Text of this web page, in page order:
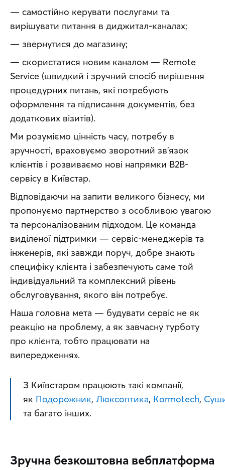
— самостійно керувати послугами та
вирішувати питання в диджитал-каналах;
— звернутися до магазину;
— скористатися новим каналом — Remote
Service (швидкий і зручний спосіб вирішення
процедурних питань, які потребують
оформлення та підписання документів, без
додаткових візитів).
Ми розуміємо цінність часу, потребу в
зручності, враховуємо зворотний зв’язок
клієнтів і розвиваємо нові напрямки B2B-
сервісу в Київстар.
Відповідаючи на запити великого бізнесу, ми
пропонуємо партнерство з особливою увагою
та персоналізованим підходом. Це команда
виділеної підтримки — сервіс-менеджерів та
інженерів, які завжди поруч, добре знають
специфіку клієнта і забезпечують саме той
індивідуальний та комплексний рівень
обслуговування, якого він потребує.
Наша головна мета — будувати сервіс не як
реакцію на проблему, а як завчасну турботу
про клієнта, тобто працювати на
випередження».
З Київстаром працюють такі компанії,
як Подорожник, Люксоптика, Kormotech,
та багато інших.
Зручна безкоштовна вебплатформа